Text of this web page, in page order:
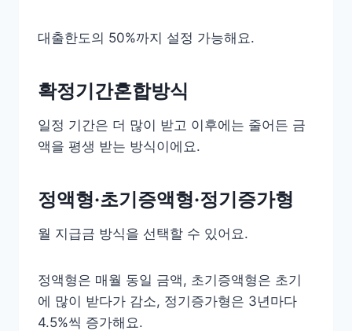
대출한도의 50%까지 설정 가능해요.
확정기간혼합방식
일정 기간은 더 많이 받고 이후에는 줄어든 금
액을 평생 받는 방식이에요.
정액형·초기증액형·정기증가형
월 지급금 방식을 선택할 수 있어요.
정액형은 매월 동일 금액, 초기증액형은 초기
에 많이 받다가 감소, 정기증가형은 3년마다
4.5%씩 증가해요.